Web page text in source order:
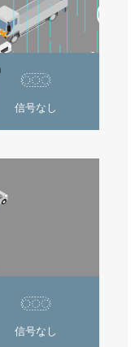
信号なし
信号なし